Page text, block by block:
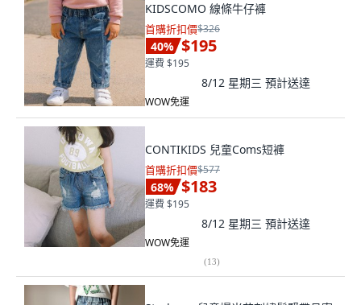
KIDSCOMO 線條牛仔褲
首購折扣價$326
40% $195
運費 $195
8/12 星期三 預計送達
WOW免運
CONTIKIDS 兒童Coms短褲
首購折扣價$577
68% $183
運費 $195
8/12 星期三 預計送達
WOW免運
(13)